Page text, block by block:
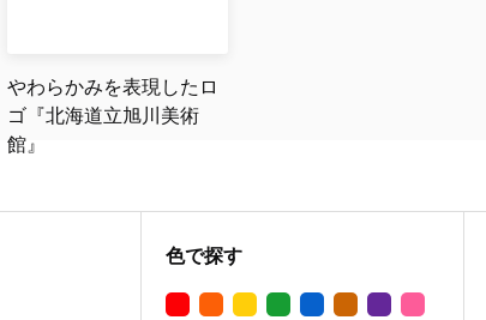
やわらかみを表現したロ
ゴ『北海道立旭川美術
館』
色で探す